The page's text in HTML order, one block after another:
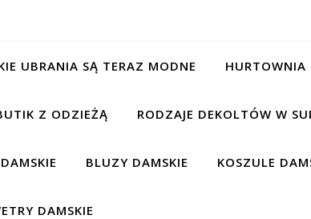
UBRANIA SĄ TERAZ MODNE HURTOWNIA
Z ODZIEŻĄ RODZAJE DEKOLTÓW W
BLUZY DAMSKIE KOSZULE
DAMSKIE